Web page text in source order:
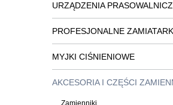
URZĄDZENIA
PROFESJONALNE
MYJKI CIŚNIENIOWE
AKCESORIA I CZĘŚCI
Zamienniki